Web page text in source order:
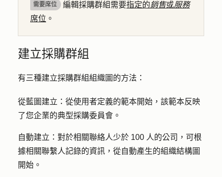
需要席位 編輯採購群組需要指定的銷售或服務
席位 。
建立採購群組
有三種建立採購群組組織圖的方法：
從藍圖建立：從使用者定義的範本開始，該範本反映
了您企業的典型採購委員會。
自動建立： 對於相關聯絡人少於 100 人的公司，可根
據相關聯繫人記錄的資訊，從自動產生的組織結構圖
開始。